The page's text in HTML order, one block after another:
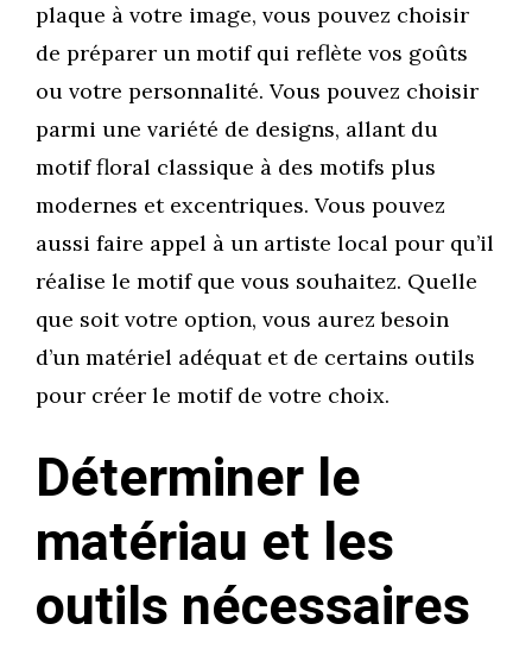
plaque à votre image, vous pouvez choisir
de préparer un motif qui reflète vos goûts
ou votre personnalité. Vous pouvez choisir
parmi une variété de designs, allant du
motif floral classique à des motifs plus
modernes et excentriques. Vous pouvez
aussi faire appel à un artiste local pour qu’il
réalise le motif que vous souhaitez. Quelle
que soit votre option, vous aurez besoin
d’un matériel adéquat et de certains outils
pour créer le motif de votre choix.
Déterminer le
matériau et les
outils nécessaires